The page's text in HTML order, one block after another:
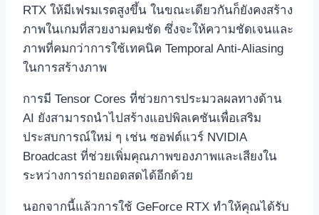
RTX ให้มีเฟรมเรตสูงขึ้น ในขณะเดียวกันก็ยังคงสร้าง
ภาพในเกมที่สวยงามคมชัด ซึ่งจะให้ความชัดเจนและ
ภาพที่คมกว่าการใช้เทคนิค Temporal Anti-Aliasing
ในการสร้างภาพ
การมี Tensor Cores ที่ช่วยการประมวลผลทางด้าน
AI ยังสามารถนำไปสร้างแอปพิลเคชันเพื่อเสริม
ประสบการณ์ใหม่ ๆ เช่น ซอฟต์แวร์ NVIDIA
Broadcast ที่ช่วยเพิ่มคุณภาพของภาพและเสียงใน
ระหว่างการถ่ายถอดสดได้อีกด้วย
นอกจากนี้แล้วการใช้ GeForce RTX ทำให้คุณได้รับ